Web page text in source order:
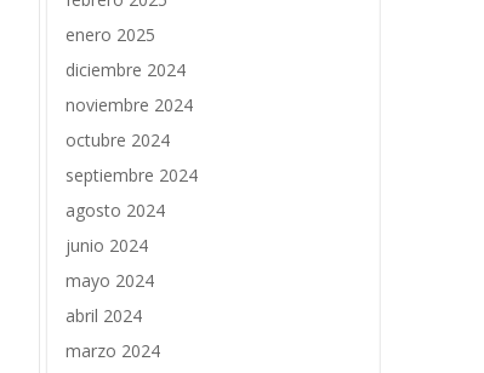
enero 2025
diciembre 2024
noviembre 2024
octubre 2024
septiembre 2024
agosto 2024
junio 2024
mayo 2024
abril 2024
marzo 2024